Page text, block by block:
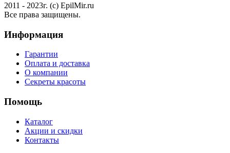
2011 - 2023г. (с) EpilMir.ru
Все права защищены.
Информация
Гарантии
Оплата и доставка
О компании
Секреты красоты
Помощь
Каталог
Акции и скидки
Контакты